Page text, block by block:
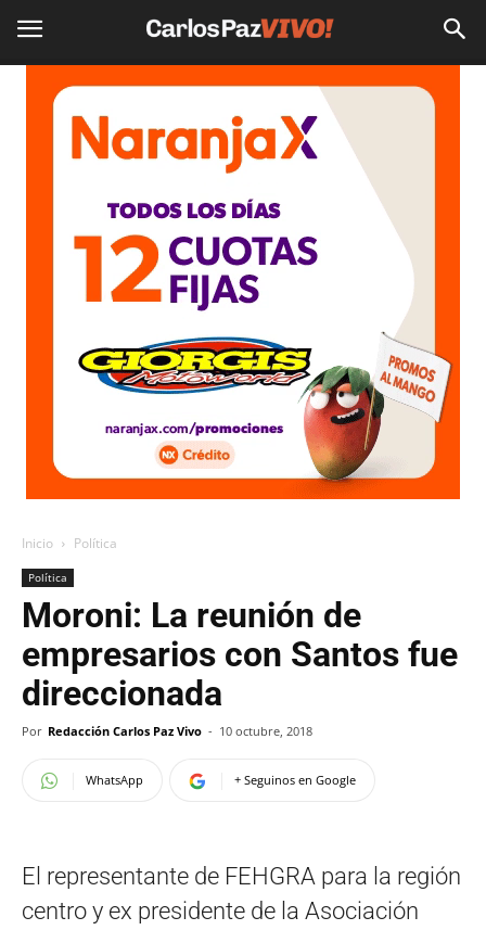
Inicio Política
Política
Moroni: La reunión de
empresarios con Santos fue
direccionada
Por Redacción Carlos Paz Vivo - 10 octubre, 2018
WhatsApp + Seguinos en Google
El representante de FEHGRA para la región
centro y ex presidente de la Asociación